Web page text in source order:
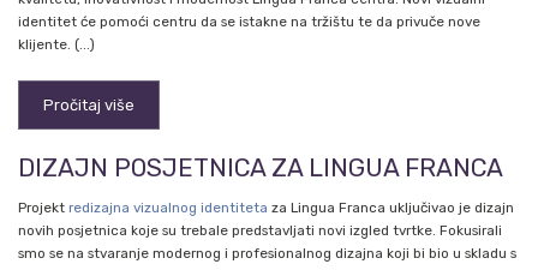
identitet će pomoći centru da se istakne na tržištu te da privuče nove
klijente. (...)
Pročitaj više
DIZAJN POSJETNICA ZA LINGUA FRANCA
Projekt redizajna vizualnog identiteta za Lingua Franca uključivao je dizajn
novih posjetnica koje su trebale predstavljati novi izgled tvrtke. Fokusirali
smo se na stvaranje modernog i profesionalnog dizajna koji bi bio u skladu s